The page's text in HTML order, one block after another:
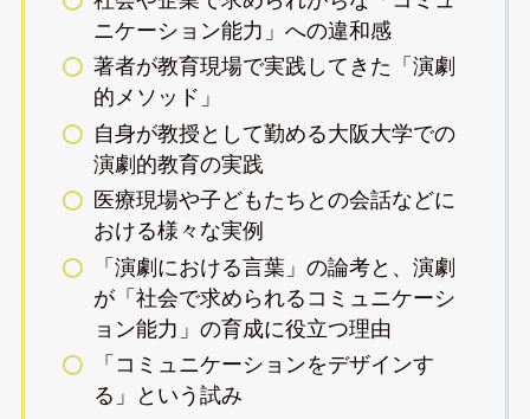
ニケーション能力」への違和感
著者が教育現場で実践してきた「演劇
的メソッド」
自身が教授として勤める大阪大学での
演劇的教育の実践
医療現場や子どもたちとの会話などに
おける様々な実例
「演劇における言葉」の論考と、演劇
が「社会で求められるコミュニケーシ
ョン能力」の育成に役立つ理由
「コミュニケーションをデザインす
る」という試み